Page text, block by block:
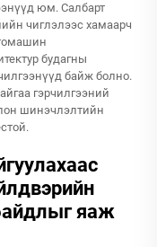
юм. Салбарт
чиглэлээс хамаарч
будагны
байж болно.
гэрчилгээний
шинэчлэлтийн
яаж